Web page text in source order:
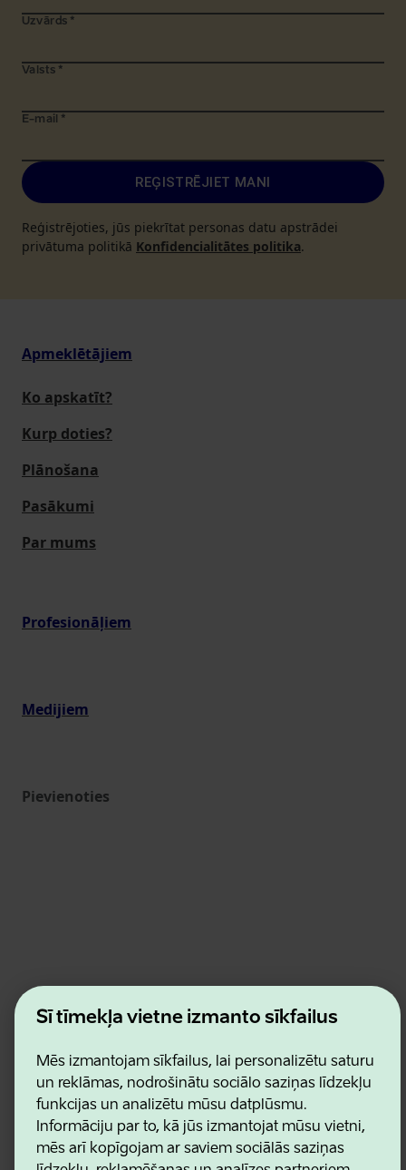
Šī tīmekļa vietne izmanto sīkfailus
Mēs izmantojam sīkfailus, lai personalizētu saturu
un reklāmas, nodrošinātu sociālo saziņas līdzekļu
funkcijas un analizētu mūsu datplūsmu.
Informāciju par to, kā jūs izmantojat mūsu vietni,
mēs arī kopīgojam ar saviem sociālās saziņas
Uzvārds *
Valsts *
E-mail *
REĢISTRĒJIET MANI
Reģistrējoties, jūs piekrītat personas datu apstrādei
privātuma politikā Konfidencialitātes politika.
Apmeklētājiem
Ko apskatīt?
Kurp doties?
Plānošana
Pasākumi
Par mums
Profesionāļiem
Medijiem
Pievienoties
Estonian Business and Innovation Agency
Kontakti
Lietošanas noteikumi
Sīkdatņu un konfidencialitātes politika